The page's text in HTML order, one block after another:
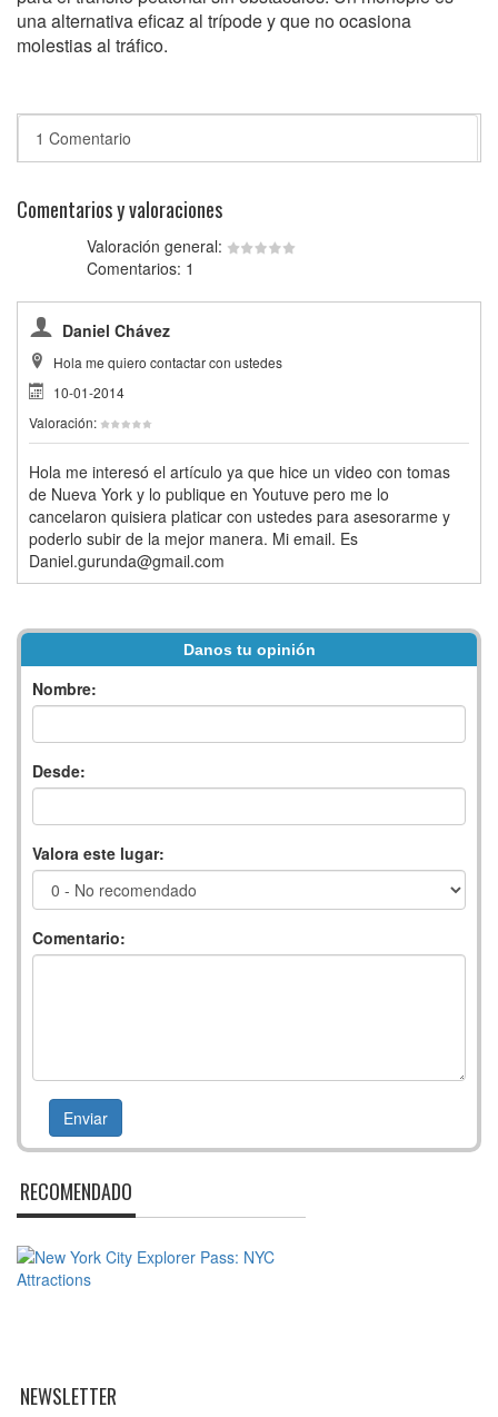
una alternativa eficaz al trípode y que no ocasiona
molestias al tráfico.
1 Comentario
Comentarios y valoraciones
Valoración general:
Comentarios: 1
Daniel Chávez
Hola me quiero contactar con ustedes
10-01-2014
Valoración:
Hola me interesó el artículo ya que hice un video con tomas
de Nueva York y lo publique en Youtuve pero me lo
cancelaron quisiera platicar con ustedes para asesorarme y
poderlo subir de la mejor manera. Mi email. Es
Daniel.gurunda@gmail.com
Danos tu opinión
Nombre:
Desde:
Valora este lugar:
Comentario:
RECOMENDADO
NEWSLETTER